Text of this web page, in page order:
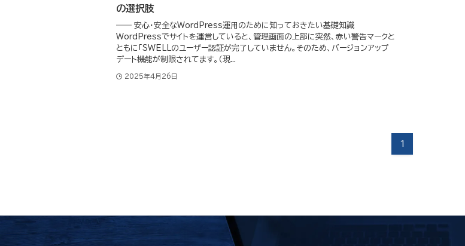
の選択肢
―― 安心・安全なWordPress運用のために知っておきたい基礎知識
WordPressでサイトを運営していると、管理画面の上部に突然、赤い警告マークと
ともに「SWELLのユーザー認証が完了していません。そのため、バージョンアップ
デート機能が制限されてます。（現...
2025年4月26日
1